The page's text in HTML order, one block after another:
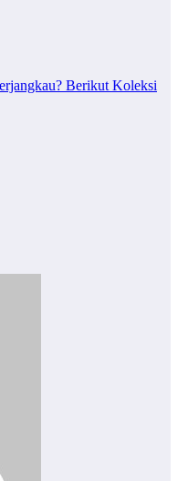
Berikut Koleksi